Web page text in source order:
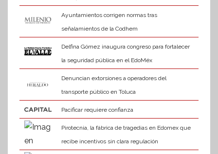
Ayuntamientos corrigen normas tras
señalamientos de la Codhem
Delfina Gómez inaugura congreso para fortalecer
la seguridad pública en el EdoMéx
Denuncian extorsiones a operadores del
transporte público en Toluca
Pacificar requiere confianza
Pirotecnia, la fábrica de tragedias en Edomex que
recibe incentivos sin clara regulación